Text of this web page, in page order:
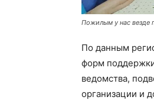
Пожилым у нас везде
По данным
форм
ведомства,
организации и